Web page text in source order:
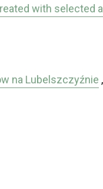
with selected
na Lubelszczyźnie ,